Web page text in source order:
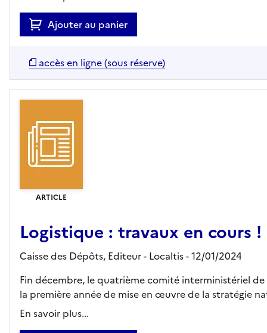
Ajouter au panier
accès en ligne (sous réserve)
ARTICLE
Logistique : travaux en cours !
Caisse des Dépôts, Editeur- Localtis- 12/01/2024
Fin décembre, le quatrième comité interministériel
la première année de mise en œuvre de la stratégie
En savoir plus...